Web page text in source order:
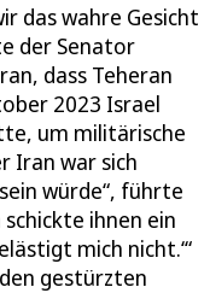
das wahre Gesicht
der Senator
dass Teheran
2023 Israel
um militärische
Iran war sich
würde“, führte
ihnen ein
mich nicht.‘“
gestürzten